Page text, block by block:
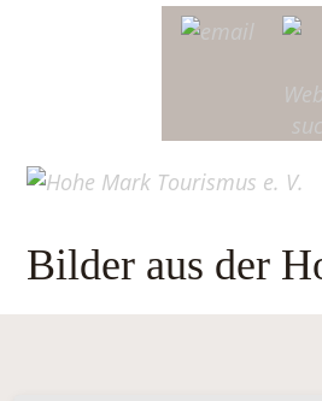
Bilder aus der